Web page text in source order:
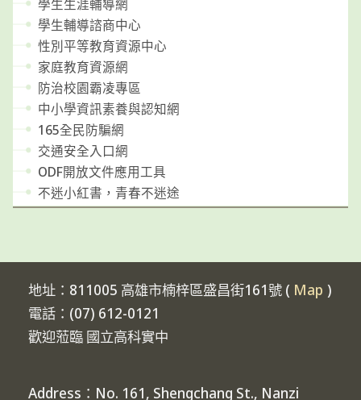
學生生涯輔導網
學生輔導諮商中心
性別平等教育資源中心
家庭教育資源網
防治校園霸凌專區
中小學資訊素養與認知網
165全民防騙網
交通安全入口網
ODF開放文件應用工具
不迷小紅書，青春不迷途
地址：811005 高雄市楠梓區盛昌街161號 ( Map )
電話：(07) 612-0121
歡迎蒞臨 國立高科實中
Address：No. 161, Shengchang St., Nanzi